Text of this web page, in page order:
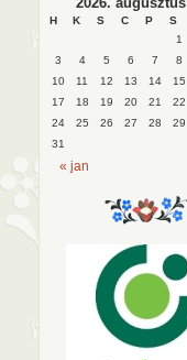
H K S C P S
« jan
1
3
4 5 6 7 8
10
11 12 13 14 15
17
18 19 20 21 22
24
25 26 27 28 29
31